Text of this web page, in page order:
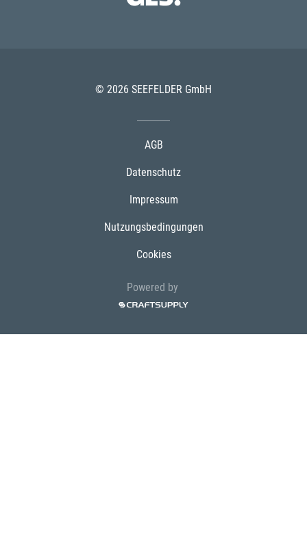
© 2026 SEEFELDER GmbH
AGB
Datenschutz
Impressum
Nutzungsbedingungen
Cookies
Powered by